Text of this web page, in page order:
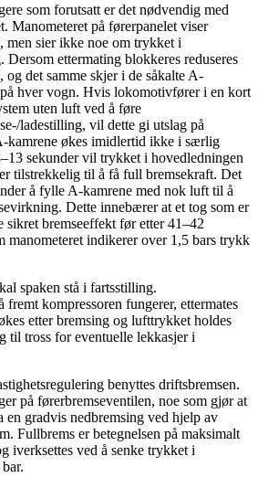
som forutsatt er det nødvendig med
Manometeret på førerpanelet viser
men sier ikke noe om trykket i
Dersom ettermating blokkeres reduseres
det samme skjer i de såkalte A-
hver vogn. Hvis lokomotivfører i en kort
uten luft ved å føre
ladestilling, vil dette gi utslag på
kamrene økes imidlertid ikke i særlig
sekunder vil trykket i hovedledningen
tilstrekkelig til å få full bremsekraft. Det
å fylle A-kamrene med nok luft til å
Dette innebærer at et tog som er
bremseeffekt før etter 41–42
manometeret indikerer over 1,5 bars trykk
spaken stå i fartsstilling.
fremt kompressoren fungerer, ettermates
etter bremsing og lufttrykket holdes
til tross for eventuelle lekkasjer i
benyttes driftsbremsen.
på førerbremseventilen, noe som gjør at
gradvis nedbremsing ved hjelp av
Fullbrems er betegnelsen på maksimalt
iverksettes ved å senke trykket i